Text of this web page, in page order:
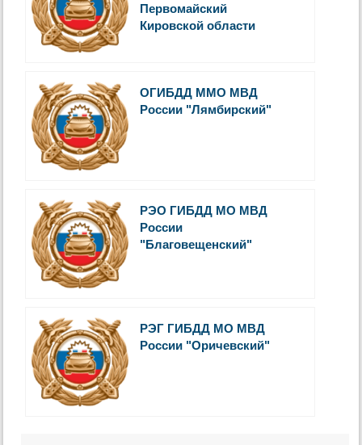
Первомайский
Кировской области
ОГИБДД ММО МВД
России "Лямбирский"
РЭО ГИБДД МО МВД
России
"Благовещенский"
РЭГ ГИБДД МО МВД
России "Оричевский"